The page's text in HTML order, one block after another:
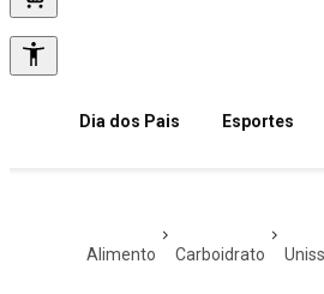
Dia dos Pais Esportes
alimento carboidrato